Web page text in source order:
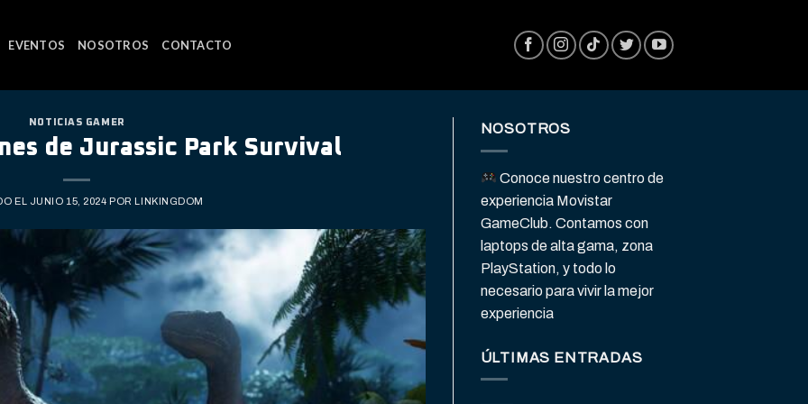
EVENTOS NOSOTROS CONTACTO
NOTICIAS GAMER
de Jurassic Park Survival
EL JUNIO 15, 2024 POR LINKINGDOM
NOSOTROS
Conoce nuestro centro de
experiencia Movistar
GameClub. Contamos con
laptops de alta gama, zona
PlayStation, y todo lo
necesario para vivir la mejor
experiencia
ÚLTIMAS ENTRADAS